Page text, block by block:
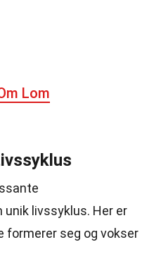
Lom
unik livssyklus. Her er
formerer seg og vokser